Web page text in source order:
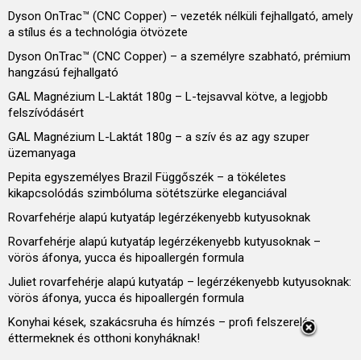
Dyson OnTrac™ (CNC Copper) – vezeték nélküli fejhallgató, amely
a stílus és a technológia ötvözete
Dyson OnTrac™ (CNC Copper) – a személyre szabható, prémium
hangzású fejhallgató
GAL Magnézium L-Laktát 180g – L-tejsavval kötve, a legjobb
felszívódásért
GAL Magnézium L-Laktát 180g – a szív és az agy szuper
üzemanyaga
Pepita egyszemélyes Brazil Függőszék – a tökéletes
kikapcsolódás szimbóluma sötétszürke eleganciával
Rovarfehérje alapú kutyatáp legérzékenyebb kutyusoknak
Rovarfehérje alapú kutyatáp legérzékenyebb kutyusoknak –
vörös áfonya, yucca és hipoallergén formula
Juliet rovarfehérje alapú kutyatáp – legérzékenyebb kutyusoknak:
vörös áfonya, yucca és hipoallergén formula
Konyhai kések, szakácsruha és hímzés – profi felszerelés
éttermeknek és otthoni konyháknak!